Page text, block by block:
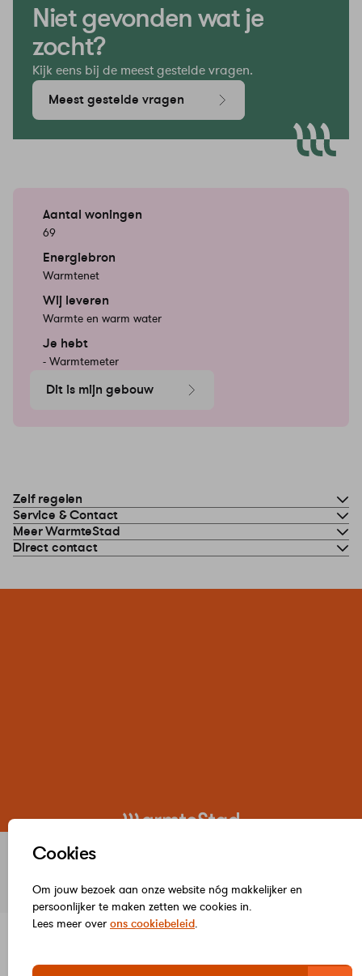
Cookies
Om jouw bezoek aan onze website nóg makkelijker en
persoonlijker te maken zetten we cookies in.
Lees meer over ons cookiebeleid.
Niet gevonden wat je
zocht?
Kijk eens bij de meest gestelde vragen.
Meest gestelde vragen
Aantal woningen
69
Energiebron
Warmtenet
Wij leveren
Warmte en warm water
Je hebt
- Warmtemeter
Dit is mijn gebouw
Zelf regelen
Service & Contact
Meer WarmteStad
Direct contact
Algemene voorwaarden
Overeenkomst herroepen